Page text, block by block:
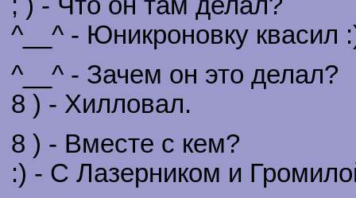
^__^ - Юникроновку квасил
^__^ - Зачем он это делал?
8 ) - Хилловал.
8 ) - Вместе с кем?
:) - С Лазерником и